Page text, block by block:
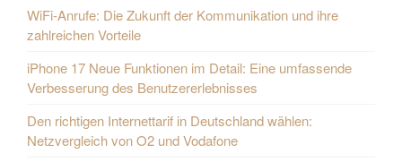
WiFi-Anrufe: Die Zukunft der Kommunikation und ihre
zahlreichen Vorteile
iPhone 17 Neue Funktionen im Detail: Eine umfassende
Verbesserung des Benutzererlebnisses
Den richtigen Internettarif in Deutschland wählen:
Netzvergleich von O2 und Vodafone